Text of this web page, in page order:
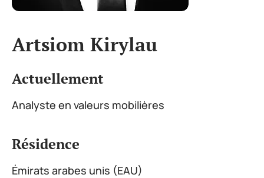
Artsiom Kirylau
Actuellement
Analyste en valeurs mobilières
Résidence
Émirats arabes unis (EAU)